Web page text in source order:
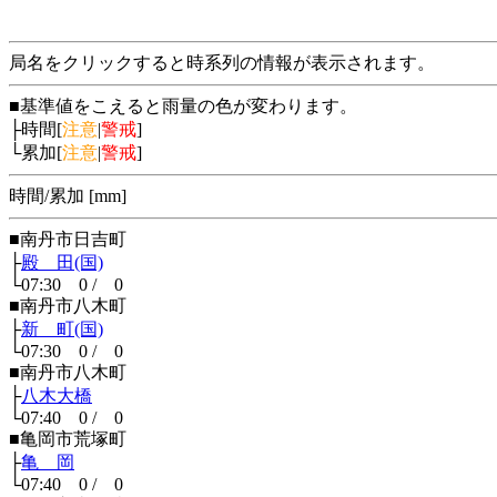
局名をクリックすると時系列の情報が表示されます。
■基準値をこえると雨量の色が変わります。
├時間[注意|警戒]
└累加[注意|警戒]
時間/累加 [mm]
■南丹市日吉町
├殿 田(国)
└07:30 0 / 0
■南丹市八木町
├新 町(国)
└07:30 0 / 0
■南丹市八木町
├八木大橋
└07:40 0 / 0
■亀岡市荒塚町
├亀 岡
└07:40 0 / 0